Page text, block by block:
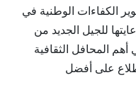
الكفاءات الوطنية في
للجيل الجديد من
أهم المحافل الثقافية
على أفضل